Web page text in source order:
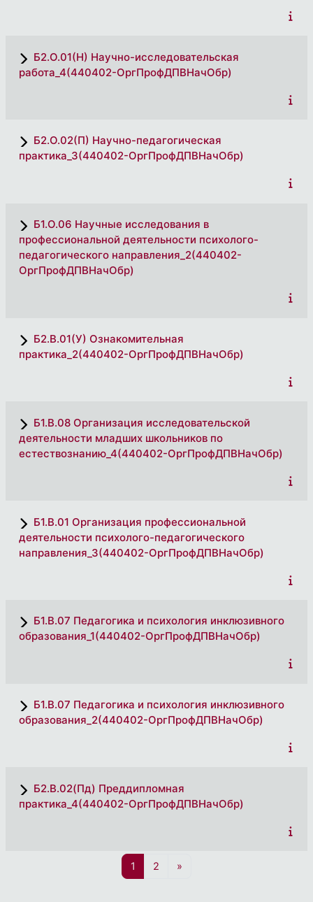
Б2.О.01(Н) Научно-исследовательская
работа_4(440402-ОргПрофДПВНачОбр)
Б2.О.02(П) Научно-педагогическая
практика_3(440402-ОргПрофДПВНачОбр)
Б1.О.06 Научные исследования в
профессиональной деятельности психолого-
педагогического направления_2(440402-
ОргПрофДПВНачОбр)
Б2.В.01(У) Ознакомительная
практика_2(440402-ОргПрофДПВНачОбр)
Б1.В.08 Организация исследовательской
деятельности младших школьников по
естествознанию_4(440402-ОргПрофДПВНачОбр)
Б1.В.01 Организация профессиональной
деятельности психолого-педагогического
направления_3(440402-ОргПрофДПВНачОбр)
Б1.В.07 Педагогика и психология инклюзивного
образования_1(440402-ОргПрофДПВНачОбр)
Б1.В.07 Педагогика и психология инклюзивного
образования_2(440402-ОргПрофДПВНачОбр)
Б2.В.02(Пд) Преддипломная
практика_4(440402-ОргПрофДПВНачОбр)
1 Страница 1
2 Страница 2
»